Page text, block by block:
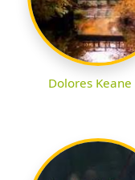
Dolores Keane